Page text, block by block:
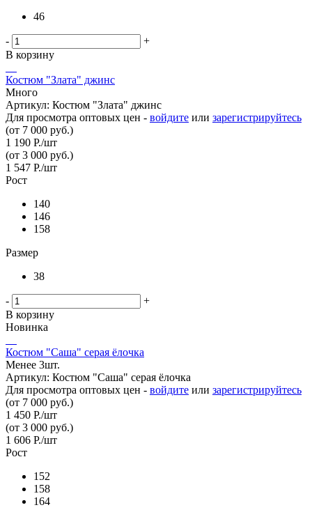
46
-
+
В корзину
Костюм "Злата" джинс
Много
Артикул: Костюм "Злата" джинс
Для просмотра оптовых цен - войдите или зарегистрируйтесь
(от 7 000 руб.)
1 190 Р./шт
(от 3 000 руб.)
1 547 Р./шт
Рост
140
146
158
Размер
38
-
+
В корзину
Новинка
Костюм "Саша" серая ёлочка
Менее 3шт.
Артикул: Костюм "Саша" серая ёлочка
Для просмотра оптовых цен - войдите или зарегистрируйтесь
(от 7 000 руб.)
1 450 Р./шт
(от 3 000 руб.)
1 606 Р./шт
Рост
152
158
164